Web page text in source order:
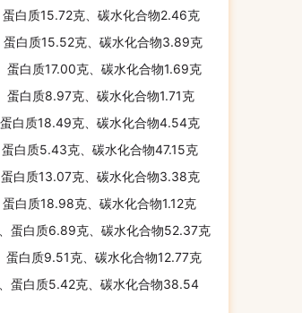
白质15.72克、碳水化合物2.46克
白质15.52克、碳水化合物3.89克
白质17.00克、碳水化合物1.69克
白质8.97克、碳水化合物1.71克
白质18.49克、碳水化合物4.54克
白质5.43克、碳水化合物47.15克
白质13.07克、碳水化合物3.38克
白质18.98克、碳水化合物1.12克
蛋白质6.89克、碳水化合物52.37克
白质9.51克、碳水化合物12.77克
蛋白质5.42克、碳水化合物38.54